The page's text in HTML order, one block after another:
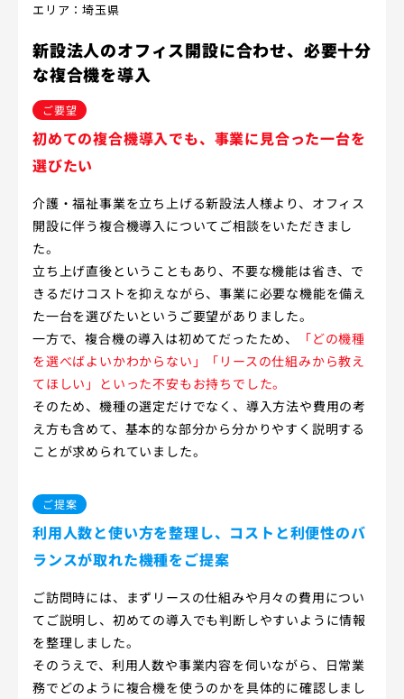
エリア：埼玉県
新設法人のオフィス開設に合わせ、必要十分
な複合機を導入
ご要望
初めての複合機導入でも、事業に見合った一台を
選びたい
介護・福祉事業を立ち上げる新設法人様より、オフィス
開設に伴う複合機導入についてご相談をいただきまし
た。
立ち上げ直後ということもあり、不要な機能は省き、で
きるだけコストを抑えながら、事業に必要な機能を備え
た一台を選びたいというご要望がありました。
一方で、複合機の導入は初めてだったため、 「どの機種
を選べばよいかわからない」「リースの仕組みから教え
てほしい」といった不安もお持ちでした。
そのため、機種の選定だけでなく、導入方法や費用の考
え方も含めて、基本的な部分から分かりやすく説明する
ことが求められていました。
ご提案
利用人数と使い方を整理し、コストと利便性のバ
ランスが取れた機種をご提案
ご訪問時には、まずリースの仕組みや月々の費用につい
てご説明し、初めての導入でも判断しやすいように情報
を整理しました。
そのうえで、利用人数や事業内容を伺いながら、日常業
務でどのように複合機を使うのかを具体的に確認しまし